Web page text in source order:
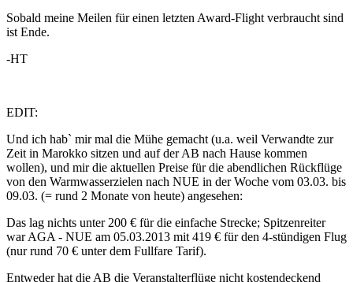
Sobald meine Meilen für einen letzten Award-Flight verbraucht sind
ist Ende.
-HT
EDIT:
Und ich hab` mir mal die Mühe gemacht (u.a. weil Verwandte zur
Zeit in Marokko sitzen und auf der AB nach Hause kommen
wollen), und mir die aktuellen Preise für die abendlichen Rückflüge
von den Warmwasserzielen nach NUE in der Woche vom 03.03. bis
09.03. (= rund 2 Monate von heute) angesehen:
Das lag nichts unter 200 € für die einfache Strecke; Spitzenreiter
war AGA - NUE am 05.03.2013 mit 419 € für den 4-stündigen Flug
(nur rund 70 € unter dem Fullfare Tarif).
Entweder hat die AB die Veranstalterflüge nicht kostendeckend